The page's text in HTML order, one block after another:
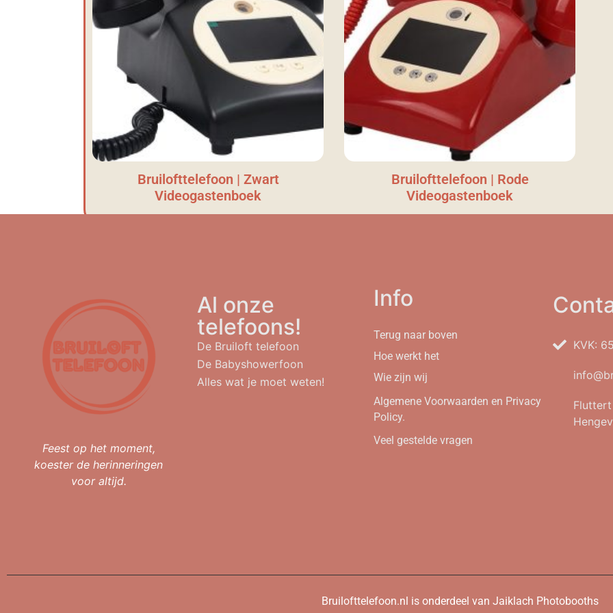
Bruilofttelefoon | Zwart
Videogastenboek
Bruilofttelefoon | Rode
Videogastenboek
Feest op het moment,
koester de herinneringen
voor altijd.
Al onze
telefoons!
De Bruiloft telefoon
De Babyshowerfoon
Alles wat je moet weten!
Info
Terug naar boven
Hoe werkt het
Wie zijn wij
Algemene Voorwaarden en Privacy
Policy.
Veel gestelde vragen
KVK:
Fluttert
Bruilofttelefoon.nl is onderdeel van Jaiklach Photobooths